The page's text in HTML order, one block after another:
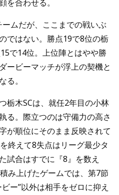
を合わせる。
ムだが、ここまでの戦いぶ
ではない。勝点19で8位の栃
で14位。上位陣とはやや勝
ービーマッチが浮上の契機と
る。
栃木SCは、就任2年目の小林
る。際立つのは守備力の高さ
が順位にそのまま反映されて
終えて8失点はリーグ最少タ
試合はすでに『8』を数え
み上げたゲームでは、第7節
ー”以外は相手をゼロに抑え